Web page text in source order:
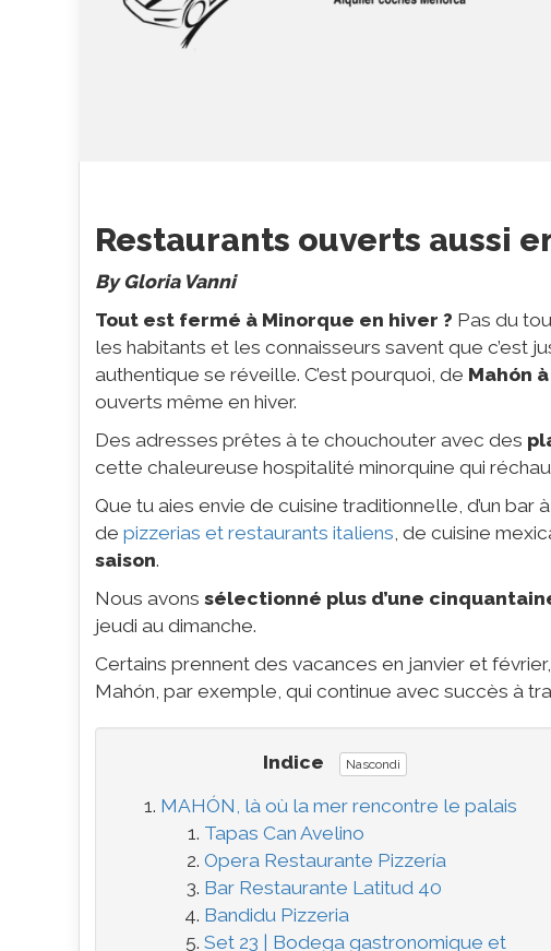
Restaurants ouverts aussi
By Gloria Vanni
Tout est fermé à Minorque en hiver ? Pas du
les habitants et les connaisseurs savent que c’est
authentique se réveille. C’est pourquoi, de Mahón
ouverts même en hiver.
Des adresses prêtes à te chouchouter avec des
cette chaleureuse hospitalité minorquine qui
Que tu aies envie de cuisine traditionnelle, d’un bar
de pizzerias et restaurants italiens, de cuisine
saison.
Nous avons sélectionné plus d’une
jeudi au dimanche.
Certains prennent des vacances en janvier et
Mahón, par exemple, qui continue avec succès à
Indice Nascondi
MAHÓN, là où la mer rencontre le palais
Tapas Can Avelino
Opera Restaurante Pizzería
Bar Restaurante Latitud 40
Bandidu Pizzeria
Set 23 | Bodega gastronomique et